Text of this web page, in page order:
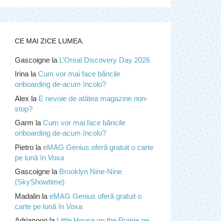
CE MAI ZICE LUMEA.
Gascoignela L’Oreal Discovery Day 2026
Irinala Cum vor mai face băncile
onboarding de-acum încolo?
Alex la E nevoie de atâtea magazine non-
stop?
Garm la Cum vor mai face băncile
onboarding de-acum încolo?
Pietrola eMAG Genius oferă gratuit o carte
pe lună în Voxa
Gascoignela Brooklyn Nine-Nine
(SkyShowtime)
Madalinla eMAG Genius oferă gratuit o
carte pe lună în Voxa